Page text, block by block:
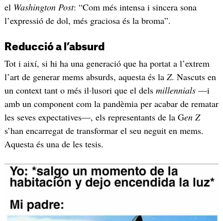
el Washington Post: “Com més intensa i sincera sona
l’expressió de dol, més graciosa és la broma”.
Reducció a l’absurd
Tot i així, si hi ha una generació que ha portat a l’extrem
l’art de generar mems absurds, aquesta és la Z. Nascuts en
un context tant o més il·lusori que el dels millennials—i
amb un component com la pandèmia per acabar de rematar
les seves expectatives—, els representants de la Gen Z
s’han encarregat de transformar el seu neguit en mems.
Aquesta és una de les tesis.